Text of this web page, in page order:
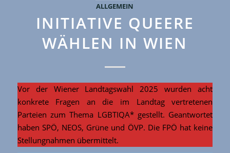
ALLGEMEIN
INITIATIVE QUEERE
WÄHLEN IN WIEN
Vor der Wiener Landtagswahl 2025 wurden acht
konkrete Fragen an die im Landtag vertretenen
Parteien zum Thema LGBTIQA* gestellt. Geantwortet
haben SPÖ, NEOS, Grüne und ÖVP. Die FPÖ hat keine
Stellungnahmen übermittelt.